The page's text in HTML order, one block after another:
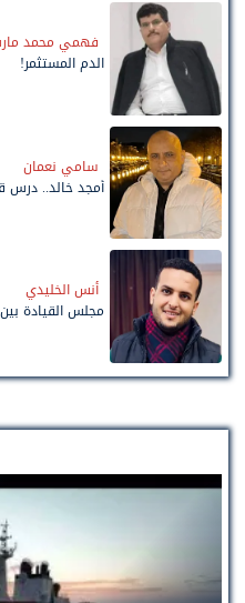
فهمي محمد
الدم المستثمر!
سامي نعمان
أمجد خالد.. درس
أنس الخليدي
مجلس القيادة